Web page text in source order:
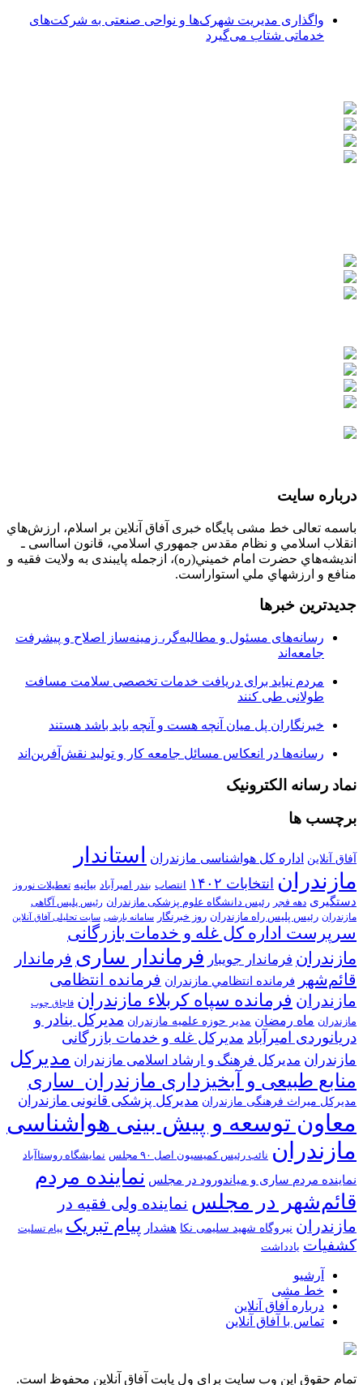
واگذاری مدیریت شهرک‌ها و نواحی صنعتی به شرکت‌های
خدماتی شتاب می‌گیرد
درباره سایت
باسمه تعالی خط مشی پایگاه خبری آفاق آنلاین بر اسلام، ارزش‌هاي
انقلاب اسلامي و نظام مقدس جمهوري اسلامي، قانون اسااسی ـ
انديشه‌هاي حضرت امام خميني(ره)، ازجمله پایبندی به ولايت فقيه و
منافع و ارزشهاي ملي استواراست.
جدیدترین خبرها
رسانه‌های مسئول و مطالبه‌گر، زمینه‌ساز اصلاح و پیشرفت
جامعه‌اند
مردم نباید برای دریافت خدمات تخصصی سلامت مسافت
طولانی طی کنند
خبرنگاران پل میان آنچه هست و آنچه باید باشد هستند
رسانه‌ها در انعکاس مسائل جامعه کار و تولید نقش‌آفرین‌اند
نماد رسانه الکترونیک
برچسب ها
آفاق آنلاین اداره کل هواشناسی مازندران
استاندار
مازندران انتخابات ۱۴۰۲ انتصاب بندر امیرآباد بیانیه تعطیلات نوروز
دستگیری دهه فجر رئیس دانشگاه علوم پزشکی مازندران رئیس پلیس آگاهی
مازندران رئیس پلیس راه مازندران روز خبرنگار سامانه بارشی سایت تحلیلی آفاق آنلاین
سرپرست اداره کل غله و خدمات بازرگانی
مازندران فرماندار جویبار فرماندار ساری فرماندار
قائم‌شهر
فرمانده انتظامي مازندران فرمانده انتظامی
مازندران فرمانده سپاه کربلاء مازندران قاچاق چوب
مازندران ماه رمضان مدیر حوزه علمیه مازندران مدیرکل بنادر و
دریانوردی امیرآباد مدیرکل غله و خدمات بازرگانی
مازندران مدیرکل فرهنگ و ارشاد اسلامی مازندران مدیرکل
منابع طبیعی و آبخیزداری مازندران_ساری
مدیرکل میراث فرهنگی مازندران مدیرکل پزشکی قانونی مازندران
معاون توسعه و پیش بینی هواشناسی
مازندران نائب رئیس کمیسیون اصل ۹۰ مجلس نمایشگاه روستا‌آباد
نماینده مردم ساری و میاندورود در مجلس نماینده مردم
قائم‌شهر در مجلس نماینده ولی فقیه در
مازندران نیروگاه شهید سلیمی نکا هشدار پیام تبریک پیام تسلیت
کشفیات یادداشت
آرشیو
خط مشی
درباره آفاق آنلاین
تماس با آفاق آنلاین
تمام حقوق این وب سایت برای ول یابت آفاق آنلاین محفوظ است.